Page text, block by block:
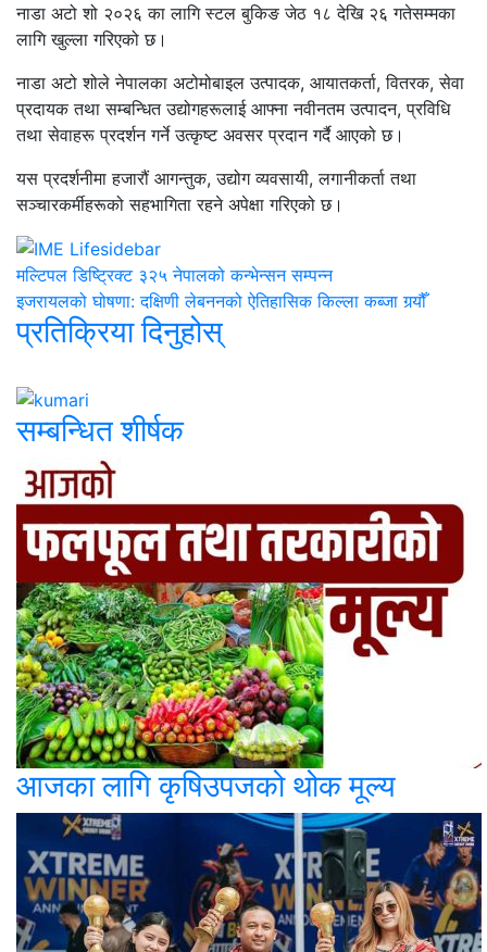
नाडा अटो शो २०२६ का लागि स्टल बुकिङ जेठ १८ देखि २६ गतेसम्मका
लागि खुल्ला गरिएको छ।
नाडा अटो शोले नेपालका अटोमोबाइल उत्पादक, आयातकर्ता, वितरक, सेवा
प्रदायक तथा सम्बन्धित उद्योगहरूलाई आफ्ना नवीनतम उत्पादन, प्रविधि
तथा सेवाहरू प्रदर्शन गर्ने उत्कृष्ट अवसर प्रदान गर्दै आएको छ।
यस प्रदर्शनीमा हजारौं आगन्तुक, उद्योग व्यवसायी, लगानीकर्ता तथा
सञ्चारकर्मीहरूको सहभागिता रहने अपेक्षा गरिएको छ।
मल्टिपल डिष्ट्रिक्ट ३२५ नेपालको कन्भेन्सन सम्पन्न
इजरायलको घोषणा: दक्षिणी लेबननको ऐतिहासिक किल्ला कब्जा गर्‍यौँ
प्रतिक्रिया दिनुहोस्
सम्बन्धित शीर्षक
आजका लागि कृषिउपजको थोक मूल्य